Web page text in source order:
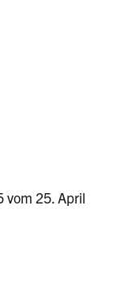
vom 25. April